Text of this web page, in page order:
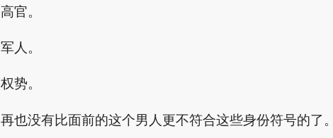
高官。
军人。
权势。
再也没有比面前的这个男人更不符合这些身份符号的了。